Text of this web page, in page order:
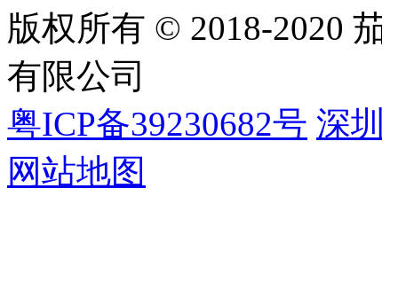
版权所有 © 2018-2020
有限公司
粤ICP备39230682号 深圳
网站地图